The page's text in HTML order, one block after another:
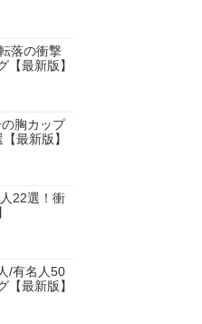
落の衝撃
【最新版】
胸カップ
最新版】
22選！衝
/有名人50
【最新版】